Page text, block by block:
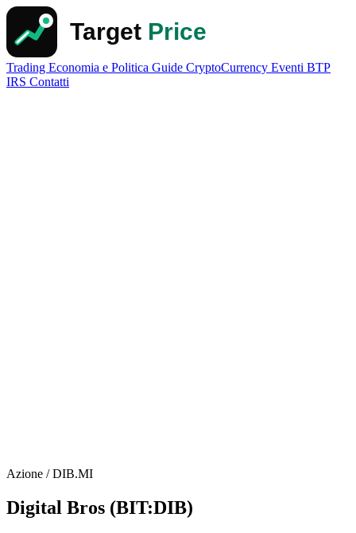
Trading Economia e Politica Guide CryptoCurrency Eventi BTP
IRS Contatti
Azione / DIB.MI
Digital Bros (BIT:DIB)